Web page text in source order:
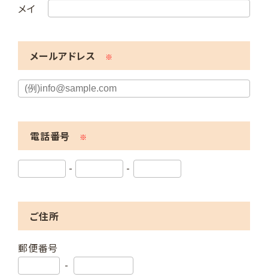
メイ
メールアドレス ※
電話番号 ※
- -
ご住所
郵便番号
-